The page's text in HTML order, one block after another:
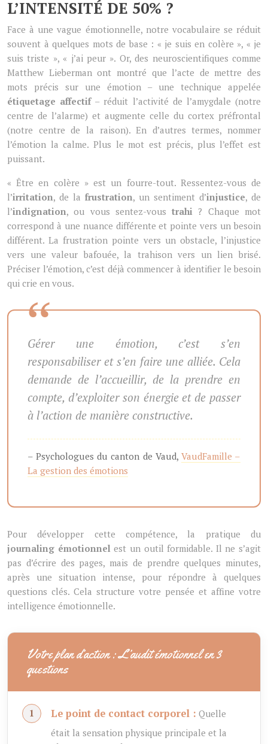
L’INTENSITÉ DE 50% ?
Face à une vague émotionnelle, notre vocabulaire se réduit
souvent à quelques mots de base : « je suis en colère », « je
suis triste », « j’ai peur ». Or, des neuroscientifiques comme
Matthew Lieberman ont montré que l’acte de mettre des
mots précis sur une émotion – une technique appelée
étiquetage affectif– réduit l’activité de l’amygdale (notre
centre de l’alarme) et augmente celle du cortex préfrontal
(notre centre de la raison). En d’autres termes, nommer
l’émotion la calme. Plus le mot est précis, plus l’effet est
puissant.
« Être en colère » est un fourre-tout. Ressentez-vous de
l’irritation, de la frustration, un sentiment d’injustice, de
l’indignation, ou vous sentez-voustrahi ? Chaque mot
correspond à une nuance différente et pointe vers un besoin
différent. La frustration pointe vers un obstacle, l’injustice
vers une valeur bafouée, la trahison vers un lien brisé.
Préciser l’émotion, c’est déjà commencer à identifier le besoin
qui crie en vous.
Gérer une émotion, c’est s’en
responsabiliser et s’en faire une alliée. Cela
demande de l’accueillir, de la prendre en
compte, d’exploiter son énergie et de passer
à l’action de manière constructive.
– Psychologues du canton de Vaud, VaudFamille –
La gestion des émotions
Pour développer cette compétence, la pratique du
journaling émotionnelest un outil formidable. Il ne s’agit
pas d’écrire des pages, mais de prendre quelques minutes,
après une situation intense, pour répondre à quelques
questions clés. Cela structure votre pensée et affine votre
intelligence émotionnelle.
Votre plan d’action : L’audit émotionnel en 3
questions
Le point de contact corporel : Quelle
était la sensation physique principale et la